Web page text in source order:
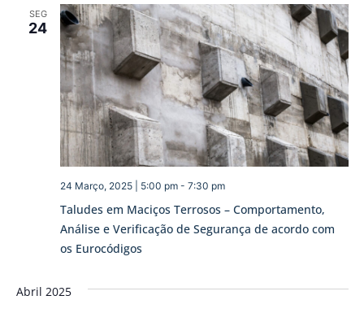
SEG
24
Taludes em Maciços Terrosos – Comportamento,
Análise e Verificação de Segurança de acordo com
os Eurocódigos
24 Março, 2025 | 5:00 pm- 7:30 pm
Abril 2025